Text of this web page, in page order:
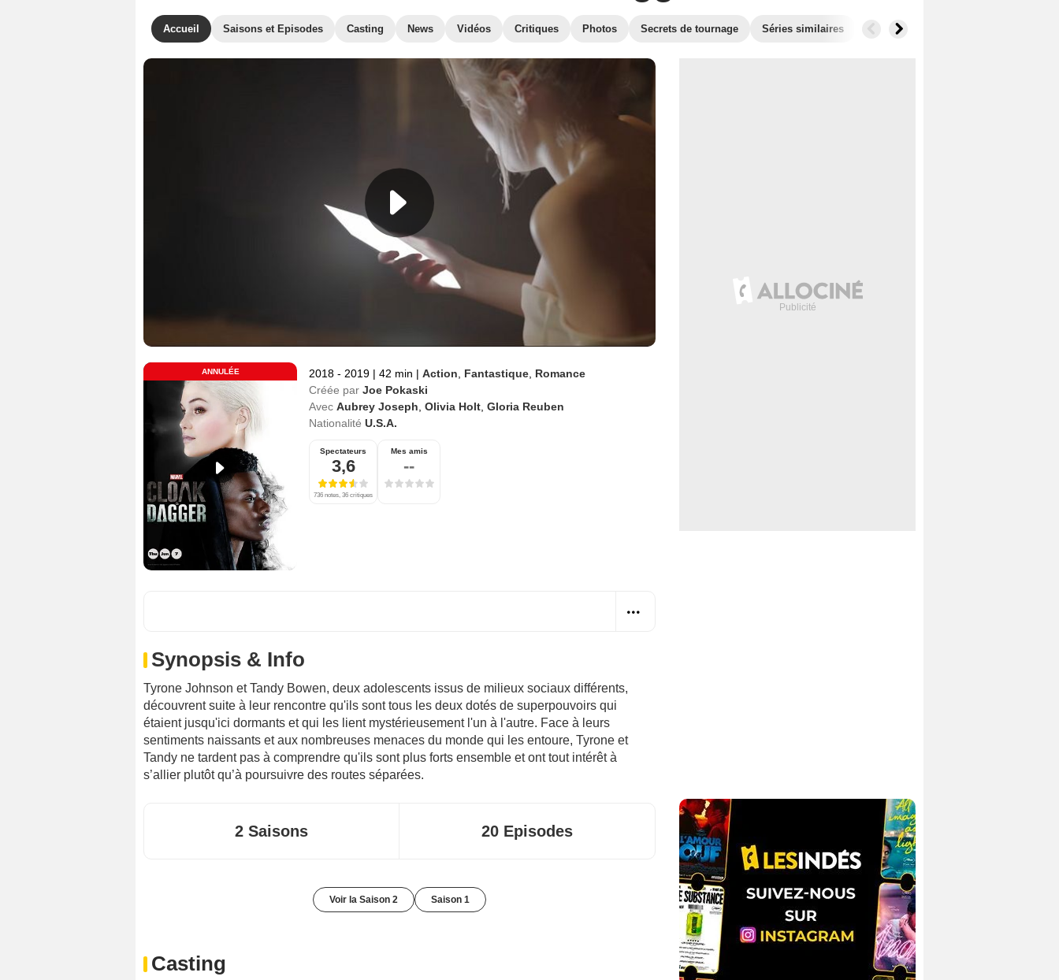
Accueil Saisons et Episodes Casting News Vidéos Critiques Photos Secrets de tournage Séries similaires
ANNULÉE 2018 - 2019 | 42 min | Action Fantastique Romance
Créée par Joe Pokaski
Avec Aubrey Joseph Olivia Holt Gloria Reuben
Nationalité U.S.A.
Spectateurs
3,6
736 notes, 36 critiques
Mes amis
--
Synopsis & Info
Tyrone Johnson et Tandy Bowen, deux adolescents issus de milieux sociaux différents,
découvrent suite à leur rencontre qu'ils sont tous les deux dotés de superpouvoirs qui
étaient jusqu'ici dormants et qui les lient mystérieusement l'un à l'autre. Face à leurs
sentiments naissants et aux nombreuses menaces du monde qui les entoure, Tyrone et
Tandy ne tardent pas à comprendre qu'ils sont plus forts ensemble et ont tout intérêt à
s’allier plutôt qu’à poursuivre des routes séparées.
2 Saisons 20 Episodes
Voir la Saison 2 Saison 1
Casting